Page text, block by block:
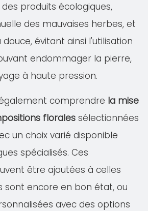
produits écologiques,
des mauvaises herbes, et
évitant ainsi l'utilisation
endommager la pierre,
à haute pression.
comprendre la mise
florales sélectionnées
un choix varié disponible
spécialisés. Ces
être ajoutées à celles
sont encore en bon état, ou
avec des options